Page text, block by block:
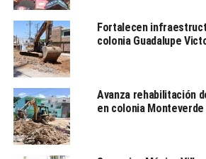
Alcaldes del sur de Tamaulipas suben
Ed González
Lic. En Psicología Clínica por la UNE,
Humana por la UNAM, LCC – UAT. Inició
comunicación en 1996.
Fortalecen
colonia Guadalupe
Avanza rehabilitación
en colonia